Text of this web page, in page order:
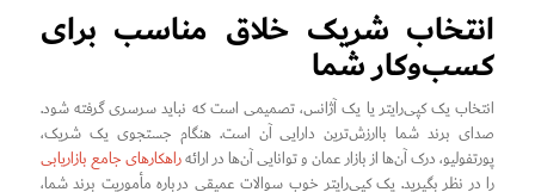
انتخاب شریک خلاق مناسب برای
کسب‌وکار شما
انتخاب یک کپی‌رایتر یا یک آژانس، تصمیمی است که نباید سرسری گرفته شود.
صدای برند شما باارزش‌ترین دارایی آن است. هنگام جستجوی یک شریک،
پورتفولیو، درک آن‌ها از بازار عمان و توانایی آن‌ها در ارائهراهکارهای جامع بازاریابی
را در نظر بگیرید. یک کپی‌رایتر خوب سوالات عمیقی درباره مأموریت برند شما،